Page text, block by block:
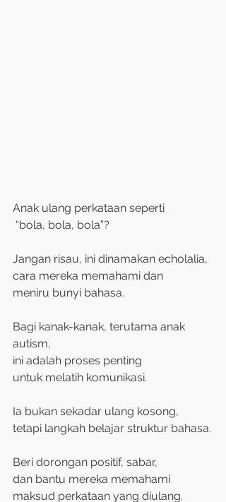
Anak ulang perkataan seperti
“bola, bola, bola”?
Jangan risau, ini dinamakan echolalia,
cara mereka memahami dan
meniru bunyi bahasa.
Bagi kanak-kanak, terutama anak
autism,
ini adalah proses penting
untuk melatih komunikasi.
Ia bukan sekadar ulang kosong,
tetapi langkah belajar struktur bahasa.
Beri dorongan positif, sabar,
dan bantu mereka memahami
maksud perkataan yang diulang.